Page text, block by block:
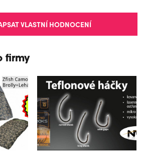
VLASTNÍ HODNOCENÍ
firmy